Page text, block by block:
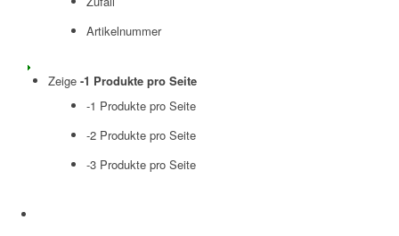
Artikelnummer
Zeige -1 Produkte pro Seite
-1 Produkte pro Seite
-2 Produkte pro Seite
-3 Produkte pro Seite